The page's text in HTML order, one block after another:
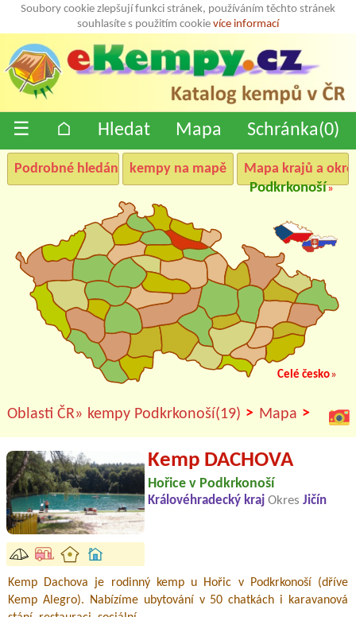
Soubory cookie zlepšují funkci stránek, používáním těchto stránek
souhlasíte s použitím cookie více informací
☰ ⌂ Hledat Mapa Schránka(0)
Podrobné hledání kempy na mapě
Mapa krajů a
Podkrkonoší»
Celé česko»
Oblasti ČR» kempy Podkrkonoší(19) > Mapa >
Kemp DACHOVA
Hořice v Podkrkonoší
Královéhradecký kraj Okres Jičín
Kemp Dachova je rodinný kemp u Hořic v Podkrkonoší (dříve
Kemp Alegro). Nabízíme ubytování v 50 chatkách i karavanová